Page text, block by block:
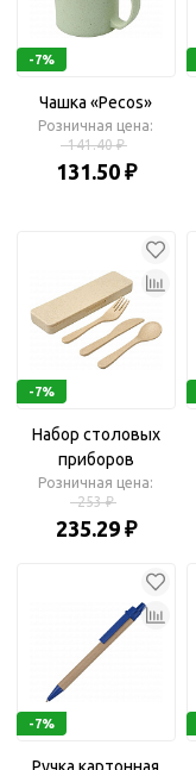
-7%
Чашка «Pecos»
Розничная цена:
141.40 ₽
131.50 ₽
-7%
Набор столовых
приборов
«Bamberg»
Розничная цена:
253 ₽
235.29 ₽
-7%